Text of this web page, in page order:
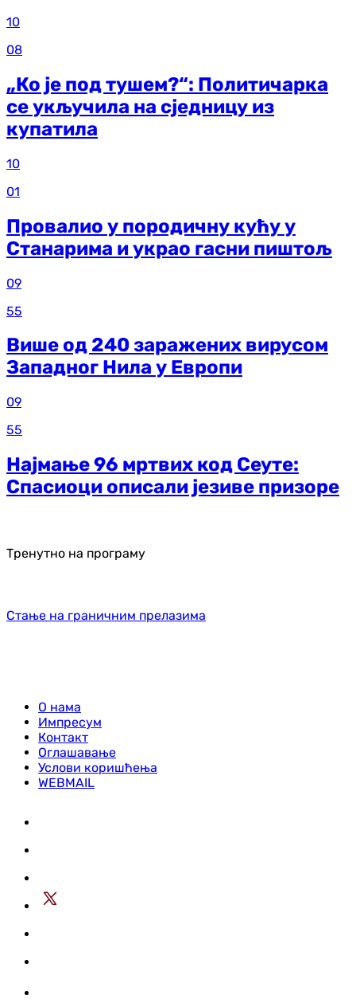
10
08
„Ко је под тушем?“: Политичарка
се укључила на сједницу из
купатила
10
01
Провалио у породичну кућу у
Станарима и украо гасни пиштољ
09
55
Више од 240 заражених вирусом
Западног Нила у Европи
09
55
Најмање 96 мртвих код Сеуте:
Спасиоци описали језиве призоре
Тренутно на програму
Стање на граничним прелазима
О нама
Импресум
Контакт
Оглашавање
Услови коришћења
WEBMAIL